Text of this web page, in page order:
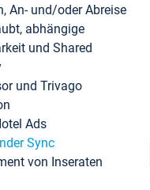
An- und/oder Abreise
abhängige
und Shared
und Trivago
Ads
Sync
von Inseraten